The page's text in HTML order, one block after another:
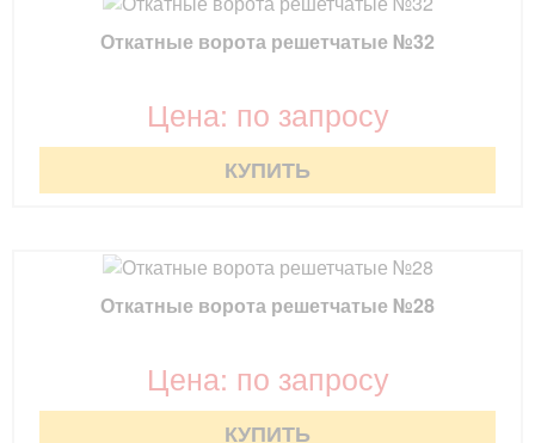
Откатные ворота решетчатые №32
Цена: по запросу
КУПИТЬ
Откатные ворота решетчатые №28
Цена: по запросу
КУПИТЬ